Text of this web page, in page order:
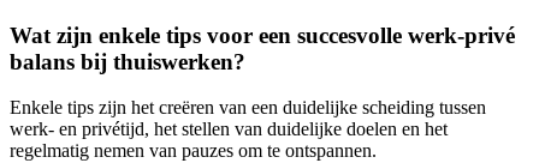
Wat zijn enkele tips voor een succesvolle werk-privé
balans bij thuiswerken?
Enkele tips zijn het creëren van een duidelijke scheiding tussen
werk- en privétijd, het stellen van duidelijke doelen en het
regelmatig nemen van pauzes om te ontspannen.